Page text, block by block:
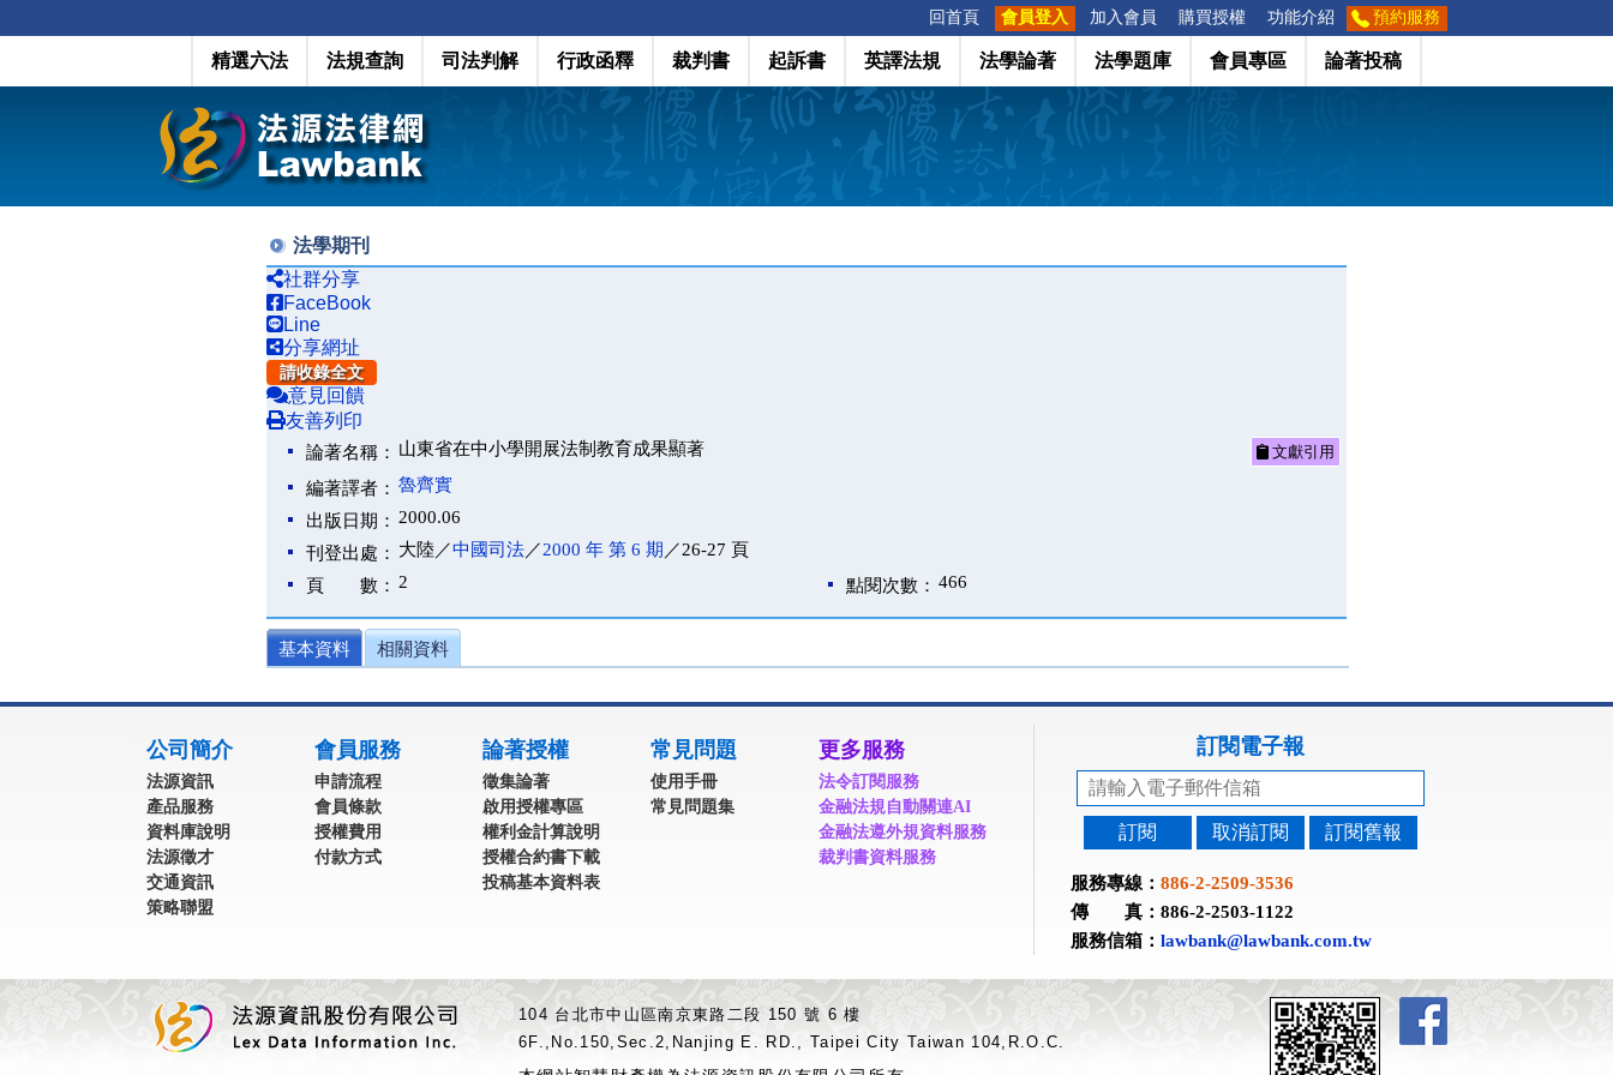
回首頁 會員登入 加入會員 購買授權 功能介紹 預約服務
精選六法 法規查詢 司法判解 行政函釋 裁判書 起訴書 英譯法規 法學論著 法學題庫 會員專區 論著投稿
法學期刊
社群分享
FaceBook
Line
分享網址
請收錄全文
意見回饋
友善列印
論著名稱： 山東省在中小學開展法制教育成果顯著 文獻引用
編著譯者： 魯齊實
出版日期： 2000.06
刊登出處： 大陸／中國司法／2000 年 第 6 期 ／26-27 頁
頁 數： 2 點閱次數： 466
基本資料 相關資料
公司簡介
法源資訊
產品服務
資料庫說明
法源徵才
交通資訊
策略聯盟
會員服務
申請流程
會員條款
授權費用
付款方式
論著授權
徵集論著
啟用授權專區
權利金計算說明
授權合約書下載
投稿基本資料表
常見問題
使用手冊
常見問題集
更多服務
法令訂閱服務
金融法規自動關連AI
金融法遵外規資料服務
裁判書資料服務
訂閱電子報
訂閱 取消訂閱 訂閱舊報
服務專線： 886-2-2509-3536
傳 真：886-2-2503-1122
服務信箱： lawbank@lawbank.com.tw
104 台北市中山區南京東路二段 150 號 6 樓
6F.,No.150,Sec.2,Nanjing E. RD., Taipei City Taiwan 104,R.O.C.